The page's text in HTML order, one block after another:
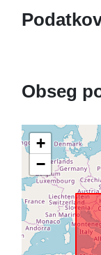
Obseg
+
−